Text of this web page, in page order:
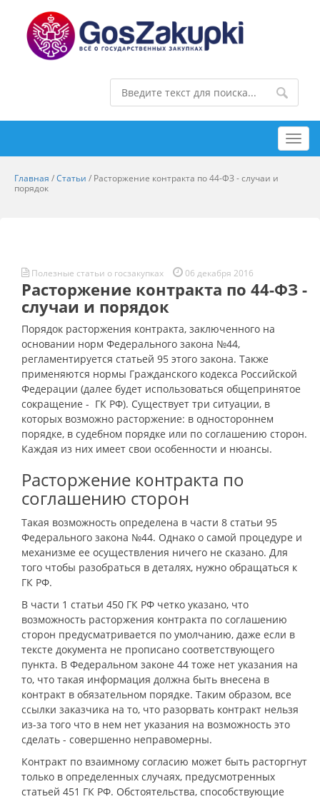
Главная /Статьи / Расторжение контракта по 44-ФЗ - случаи и
порядок
Полезные статьи о госзакупках 06 декабря 2016
Расторжение контракта по 44-ФЗ -
случаи и порядок
Порядок расторжения контракта, заключенного на
основании норм Федерального закона №44,
регламентируется статьей 95 этого закона. Также
применяются нормы Гражданского кодекса Российской
Федерации (далее будет использоваться общепринятое
сокращение - ГК РФ). Существует три ситуации, в
которых возможно расторжение: в одностороннем
порядке, в судебном порядке или по соглашению сторон.
Каждая из них имеет свои особенности и нюансы.
Расторжение контракта по
соглашению сторон
Такая возможность определена в части 8 статьи 95
Федерального закона №44. Однако о самой процедуре и
механизме ее осуществления ничего не сказано. Для
того чтобы разобраться в деталях, нужно обращаться к
ГК РФ.
В части 1 статьи 450 ГК РФ четко указано, что
возможность расторжения контракта по соглашению
сторон предусматривается по умолчанию, даже если в
тексте документа не прописано соответствующего
пункта. В Федеральном законе 44 тоже нет указания на
то, что такая информация должна быть внесена в
контракт в обязательном порядке. Таким образом, все
ссылки заказчика на то, что разорвать контракт нельзя
из-за того что в нем нет указания на возможность это
сделать - совершенно неправомерны.
Контракт по взаимному согласию может быть расторгнут
только в определенных случаях, предусмотренных
статьей 451 ГК РФ. Обстоятельства, способствующие